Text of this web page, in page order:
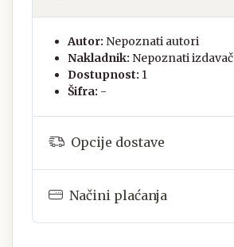
Autor: Nepoznati autori
Nakladnik: Nepoznati izdavač
Dostupnost: 1
Šifra: -
Opcije dostave
Načini plaćanja